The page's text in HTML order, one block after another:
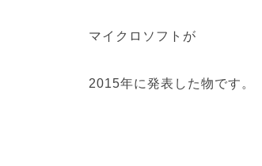
マイクロソフトが
2015年に発表した物です。